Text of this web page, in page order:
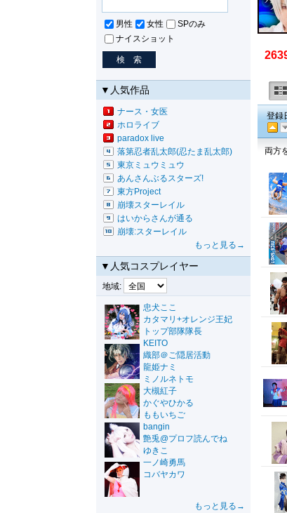
男性 女性
SPのみ
ナイスショット
▼人気作品
ナース・女医
ホロライブ
paradox live
落第忍者乱太郎(忍たま乱太郎)
東京ミュウミュウ
あんさんぶるスターズ!
東方Project
崩壊スターレイル
はいからさんが通る
崩壊:スターレイル
もっと見る→
▼人気コスプレイヤー
地域:
忠犬ここ
カタマリ+オレンジ王妃
トップ部隊隊長
KEITO
織部＠ご隠居活動
龍姫ナミ
ミノルネトモ
大槻紅子
かぐやひかる
ももいちご
bangin
艶兎@プロフ読んでね
ゆきこ
一ノ崎勇馬
コバヤカワ
もっと見る→
登録
両方